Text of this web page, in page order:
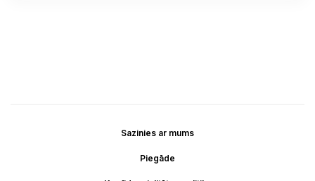
Sazinies ar mums
Piegāde